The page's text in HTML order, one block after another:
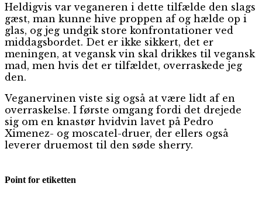
Heldigvis var veganeren i dette tilfælde den slags
gæst, man kunne hive proppen af og hælde op i
glas, og jeg undgik store konfrontationer ved
middagsbordet. Det er ikke sikkert, det er
meningen, at vegansk vin skal drikkes til vegansk
mad, men hvis det er tilfældet, overraskede jeg
den.
Veganervinen viste sig også at være lidt af en
overraskelse. I første omgang fordi det drejede
sig om en knastør hvidvin lavet på Pedro
Ximenez- og moscatel-druer, der ellers også
leverer druemost til den søde sherry.
Point for etiketten